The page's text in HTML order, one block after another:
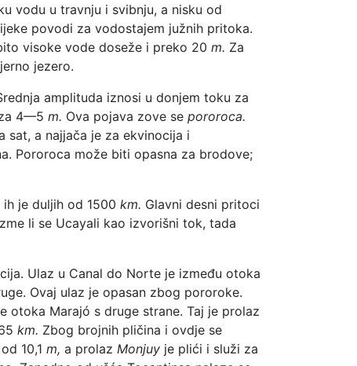
vodu u travnju i svibnju, a nisku od
povodi za vodostajem južnih pritoka.
visoke vode doseže i preko 20 m. Za
jezero.
amplituda iznosi u donjem toku za
4—5 m. Ova pojava zove se pororoca.
sat, a najjača je za ekvinocija i
Pororoca može biti opasna za brodove;
je duljih od 1500 km. Glavni desni pritoci
li se Ucayali kao izvorišni tok, tada
Ulaz u Canal do Norte je između otoka
Ovaj ulaz je opasan zbog pororoke.
otoka Marajó s druge strane. Taj je prolaz
km. Zbog brojnih pličina i ovdje se
10,1 m, a prolaz Monjuy je plići i služi za